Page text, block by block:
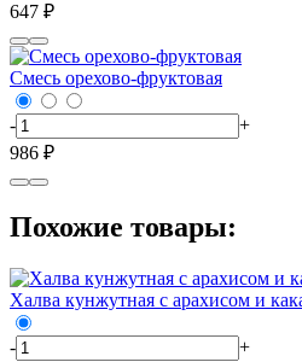
647 ₽
Смесь орехово-фруктовая
-
+
986 ₽
Похожие товары:
Халва кунжутная с арахисом и
-
+